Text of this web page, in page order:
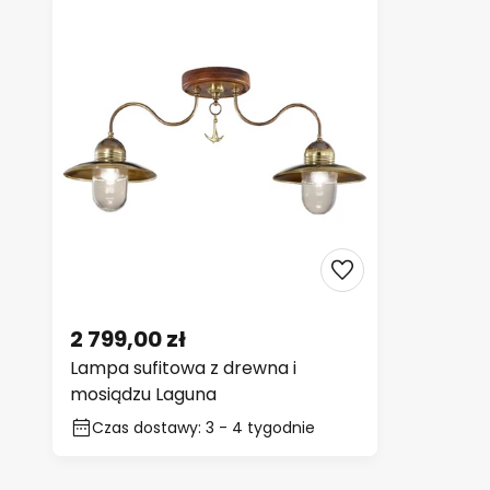
Lampa sufitowa z drewna i
mosiądzu Laguna
2 799,00 zł
Czas dostawy: 3 - 4 tygodnie